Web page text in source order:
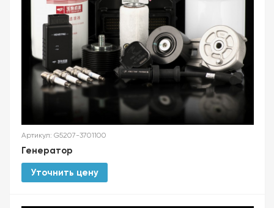
Артикул: G5207-3701100
Генератор
Уточнить цену